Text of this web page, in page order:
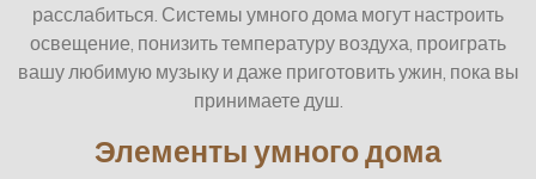
расслабиться. Системы умного дома могут настроить
освещение, понизить температуру воздуха, проиграть
вашу любимую музыку и даже приготовить ужин, пока вы
принимаете душ.
Элементы умного дома